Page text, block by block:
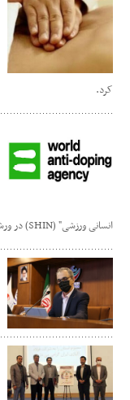
کرد.
انسانی ورزشی" (SHIN) در ورشو، لهستان بود.